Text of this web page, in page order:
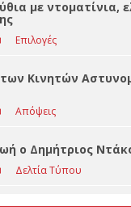
δυναμικά
ΑΠΕ 277,3
Απόψεις
με ντοματίνια,
Επιλογές
Κινητών